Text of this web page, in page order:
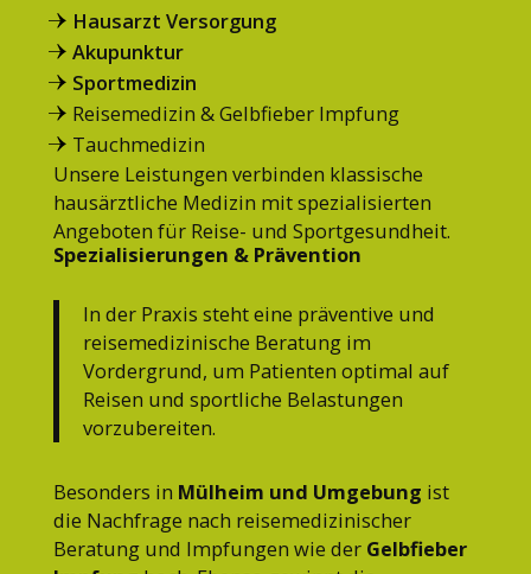
Hausarzt Versorgung
Akupunktur
Sportmedizin
Reisemedizin & Gelbfieber Impfung
Tauchmedizin
Unsere Leistungen verbinden klassische
hausärztliche Medizin mit spezialisierten
Angeboten für Reise- und Sportgesundheit.
Spezialisierungen & Prävention
In der Praxis steht eine präventive und
reisemedizinische Beratung im
Vordergrund, um Patienten optimal auf
Reisen und sportliche Belastungen
vorzubereiten.
Besonders in Mülheim und Umgebung ist
die Nachfrage nach reisemedizinischer
Beratung und Impfungen wie der Gelbfieber